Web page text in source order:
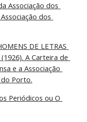
Associação dos
dos
DE LETRAS
A Carteira de
e a Associação
Porto.
Periódicos ou O